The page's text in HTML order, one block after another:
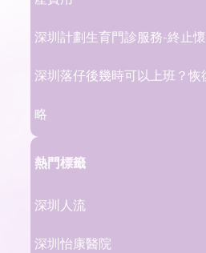
深圳計劃生育門診服務-終止
深圳落仔後幾時可以上班？
略
熱門標籤
深圳人流
深圳怡康醫院